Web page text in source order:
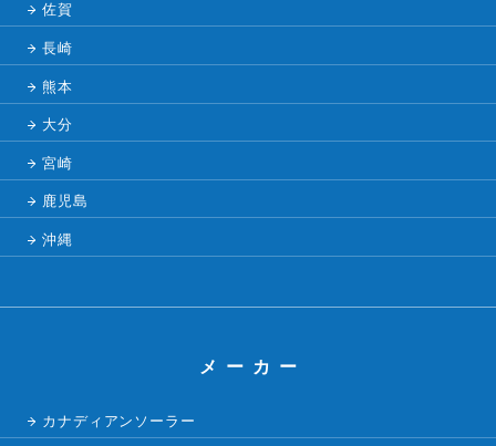
佐賀
長崎
熊本
大分
宮崎
鹿児島
沖縄
メーカー
カナディアンソーラー